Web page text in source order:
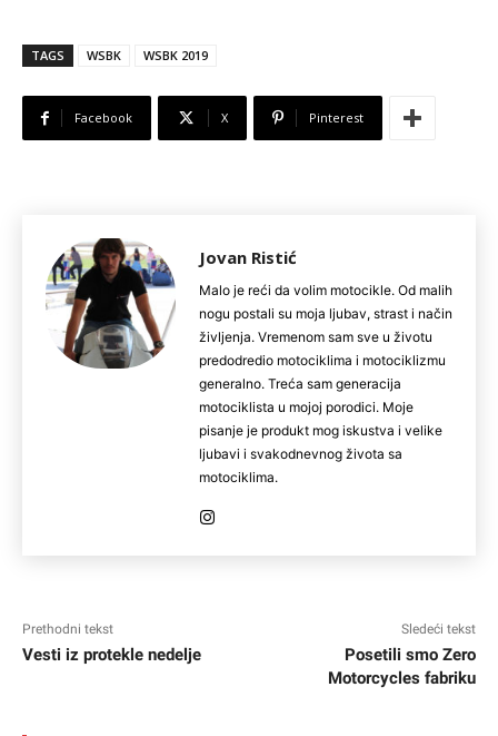
TAGS WSBK WSBK 2019
Facebook X Pinterest
Jovan Ristić
Malo je reći da volim motocikle. Od malih
nogu postali su moja ljubav, strast i način
življenja. Vremenom sam sve u životu
predodredio motociklima i motociklizmu
generalno. Treća sam generacija
motociklista u mojoj porodici. Moje
pisanje je produkt mog iskustva i velike
ljubavi i svakodnevnog života sa
motociklima.
Prethodni tekst
Vesti iz protekle nedelje
Sledeći tekst
Posetili smo Zero
Motorcycles fabriku